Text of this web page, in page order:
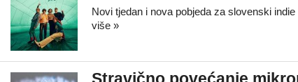
Novi tjedan i nova pobjeda za slovenski
više »